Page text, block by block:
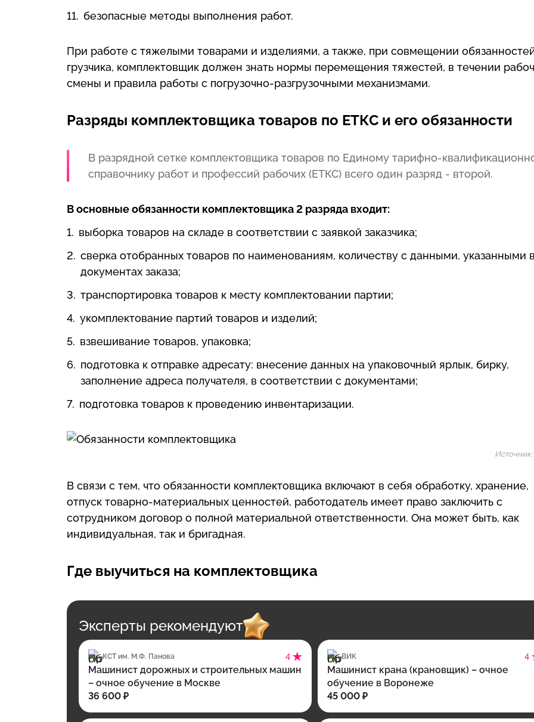
безопасные методы выполнения работ.
При работе с тяжелыми товарами и изделиями, а также, при совмещении
грузчика, комплектовщик должен знать нормы перемещения тяжестей, в течении
смены и правила работы с погрузочно-разгрузочными механизмами.
Разряды комплектовщика товаров по ЕТКС и его обязанности
В разрядной сетке комплектовщика товаров по Единому тарифно-
справочнику работ и профессий рабочих (ЕТКС) всего один разряд - второй.
В основные обязанности комплектовщика 2 разряда входит:
выборка товаров на складе в соответствии с заявкой заказчика;
сверка отобранных товаров по наименованиям, количеству с данными, указанными в
документах заказа;
транспортировка товаров к месту комплектовании партии;
укомплектование партий товаров и изделий;
взвешивание товаров, упаковка;
подготовка к отправке адресату: внесение данных на упаковочный ярлык, бирку,
заполнение адреса получателя, в соответствии с документами;
подготовка товаров к проведению инвентаризации.
В связи с тем, что обязанности комплектовщика включают в себя обработку, хранение,
отпуск товарно-материальных ценностей, работодатель имеет право заключить с
сотрудником договор о полной материальной ответственности. Она может быть, как
индивидуальная, так и бригадная.
Где выучиться на комплектовщика
Эксперты рекомендуют
КСТ им. М.Ф. Панова 4
Машинист дорожных и строительных машин
– очное обучение в Москве
36 600 ₽
ВИК 4
Машинист крана (крановщик) – очное
обучение в Воронеже
45 000 ₽